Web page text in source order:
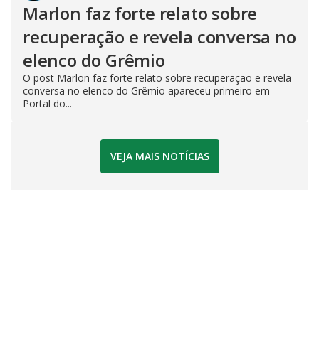
Marlon faz forte relato sobre
recuperação e revela conversa no
elenco do Grêmio
O post Marlon faz forte relato sobre recuperação e revela
conversa no elenco do Grêmio apareceu primeiro em
Portal do...
VEJA MAIS NOTÍCIAS